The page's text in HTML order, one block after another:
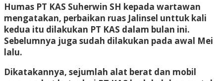
Humas PT KAS Suherwin SH kepada wartawan
mengatakan, perbaikan ruas Jalinsel unttuk kali
kedua itu dilakukan PT KAS dalam bulan ini.
Sebelumnya juga sudah dilakukan pada awal Mei
lalu.
Dikatakannya, sejumlah alat berat dan mobil